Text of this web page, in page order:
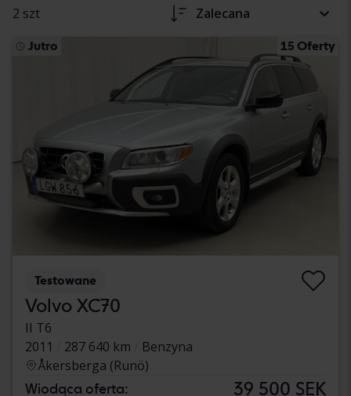
2 szt Zalecana
Jutro 15 Oferty
Testowane
Volvo XC70
II T6
2011
287 640 km
Benzyna
Åkersberga (Runö)
Wiodąca oferta: 39 500 SEK